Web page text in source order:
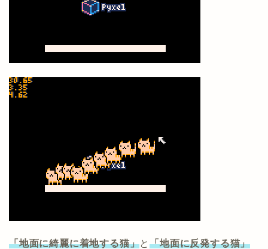
「地面に綺麗に着地する猫」と「地面に反発する猫」